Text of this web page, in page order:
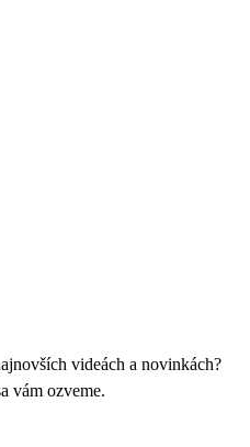
videách a novinkách?
vám ozveme.